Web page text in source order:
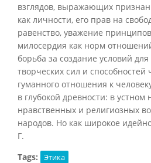
взглядов, выражающих
как личности, его прав на
равенство, уважение
милосердия как норм
борьба за создание условий
творческих сил и способностей
гуманного отношения к
в глубокой древности: в устном
нравственных и религиозных
народов. Но как широкое
Г.
Tags:
Этика